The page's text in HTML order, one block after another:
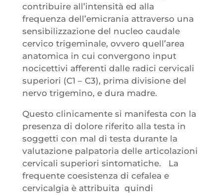
contribuire all’intensità ed alla
frequenza dell’emicrania attraverso una
sensibilizzazione del nucleo caudale
cervico trigeminale, ovvero quell’area
anatomica in cui convergono input
nocicettivi afferenti dalle radici cervicali
superiori (C1 – C3), prima divisione del
nervo trigemino, e dura madre.
Questo clinicamente si manifesta con la
presenza di dolore riferito alla testa in
soggetti con mal di testa durante la
valutazione palpatoria delle articolazioni
cervicali superiori sintomatiche. La
frequente coesistenza di cefalea e
cervicalgia è attribuita quindi